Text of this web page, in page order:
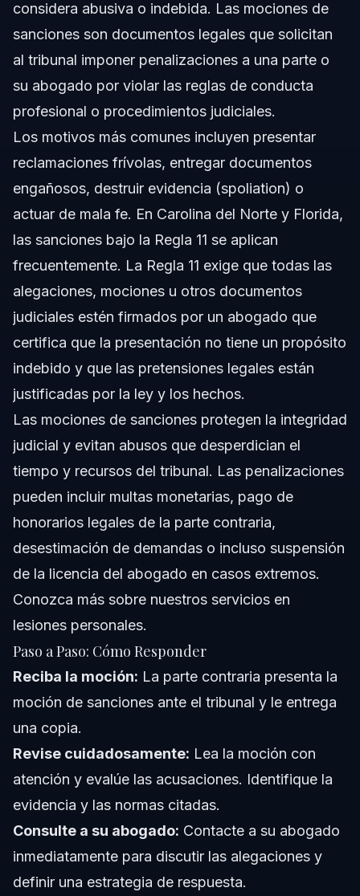
considera abusiva o indebida. Las mociones de
sanciones son documentos legales que solicitan
al tribunal imponer penalizaciones a una parte o
su abogado por violar las reglas de conducta
profesional o procedimientos judiciales.
Los motivos más comunes incluyen presentar
reclamaciones frívolas, entregar documentos
engañosos, destruir evidencia (spoliation) o
actuar de mala fe. En Carolina del Norte y Florida,
las sanciones bajo la Regla 11 se aplican
frecuentemente. La Regla 11 exige que todas las
alegaciones, mociones u otros documentos
judiciales estén firmados por un abogado que
certifica que la presentación no tiene un propósito
indebido y que las pretensiones legales están
justificadas por la ley y los hechos.
Las mociones de sanciones protegen la integridad
judicial y evitan abusos que desperdician el
tiempo y recursos del tribunal. Las penalizaciones
pueden incluir multas monetarias, pago de
honorarios legales de la parte contraria,
desestimación de demandas o incluso suspensión
de la licencia del abogado en casos extremos.
Conozca más sobre nuestros servicios en
lesiones personales.
Paso a Paso: Cómo Responder
Reciba la moción: La parte contraria presenta la
moción de sanciones ante el tribunal y le entrega
una copia.
Revise cuidadosamente: Lea la moción con
atención y evalúe las acusaciones. Identifique la
evidencia y las normas citadas.
Consulte a su abogado: Contacte a su abogado
inmediatamente para discutir las alegaciones y
definir una estrategia de respuesta.